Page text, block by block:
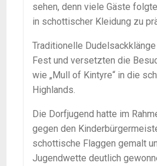
sehen, denn viele Gäste
in schottischer Kleidung zu
Traditionelle
Fest und versetzten die
wie „Mull of Kintyre“ in die
Highlands.
Die Dorfjugend hatte im
gegen den
schottische Flaggen gemalt
Jugendwette deutlich